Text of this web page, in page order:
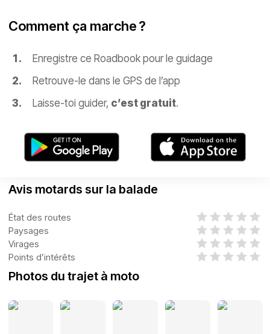
Comment ça marche ?
Enregistre ce Roadbook pour le guidage
Retrouve-le dans le GPS de l’app
Laisse-toi guider, c’est gratuit.
Avis motards sur la balade
État des routes
Paysages
Virages
Points d’intérêts
Photos du trajet à moto